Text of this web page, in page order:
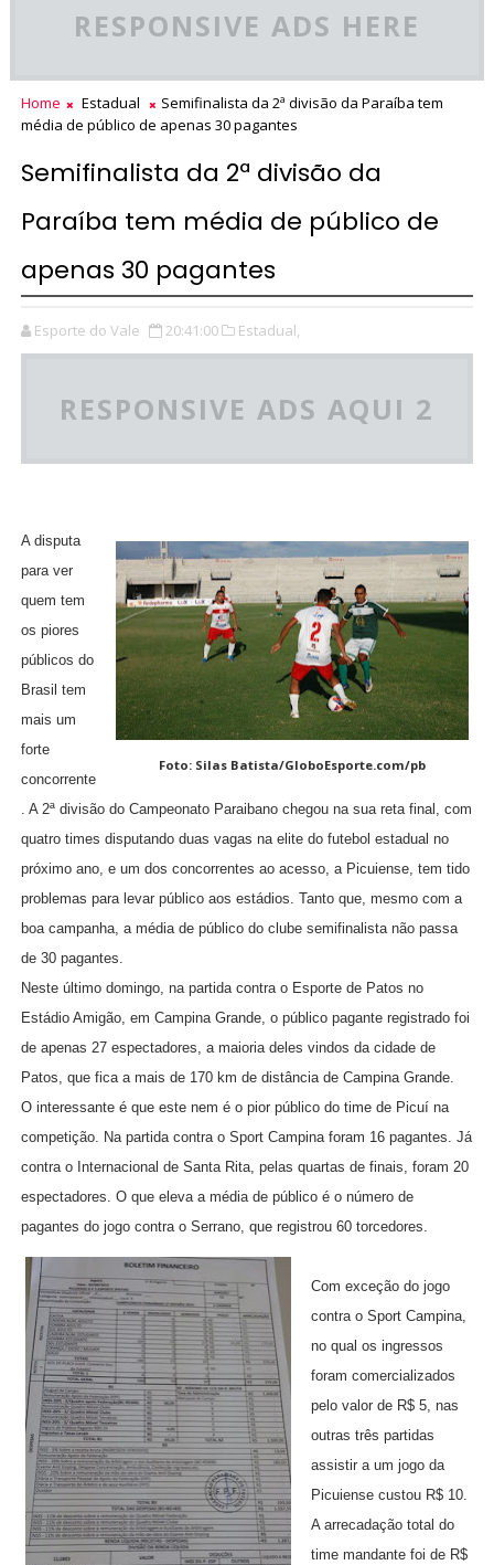
RESPONSIVE ADS HERE
Home Estadual
Semifinalista da 2ª divisão da Paraíba tem
média de público de apenas 30 pagantes
Semifinalista da 2ª divisão da
Paraíba tem média de público de
apenas 30 pagantes
Esporte do Vale 20:41:00 Estadual,
RESPONSIVE ADS AQUI 2
Foto: Silas Batista/GloboEsporte.com/pb
A disputa
para ver
quem tem
os piores
públicos do
Brasil tem
mais um
forte
concorrente
. A 2ª divisão do Campeonato Paraibano chegou na sua reta final, com
quatro times disputando duas vagas na elite do futebol estadual no
próximo ano, e um dos concorrentes ao acesso, a Picuiense, tem tido
problemas para levar público aos estádios. Tanto que, mesmo com a
boa campanha, a média de público do clube semifinalista não passa
de 30 pagantes.
Neste último domingo, na partida contra o Esporte de Patos no
Estádio Amigão, em Campina Grande, o público pagante registrado foi
de apenas 27 espectadores, a maioria deles vindos da cidade de
Patos, que fica a mais de 170 km de distância de Campina Grande.
O interessante é que este nem é o pior público do time de Picuí na
competição. Na partida contra o Sport Campina foram 16 pagantes. Já
contra o Internacional de Santa Rita, pelas quartas de finais, foram 20
espectadores. O que eleva a média de público é o número de
pagantes do jogo contra o Serrano, que registrou 60 torcedores.
Com exceção do jogo
contra o Sport Campina,
no qual os ingressos
foram comercializados
pelo valor de R$ 5, nas
outras três partidas
assistir a um jogo da
Picuiense custou R$ 10.
A arrecadação total do
time mandante foi de R$